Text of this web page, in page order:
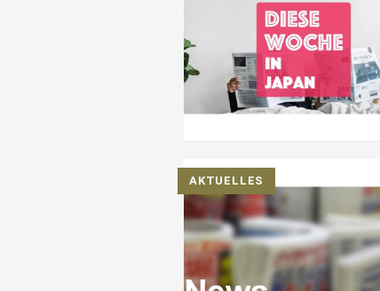
AKTUELLES